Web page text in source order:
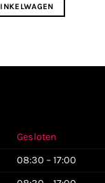
Gesloten
08:30 – 17:00